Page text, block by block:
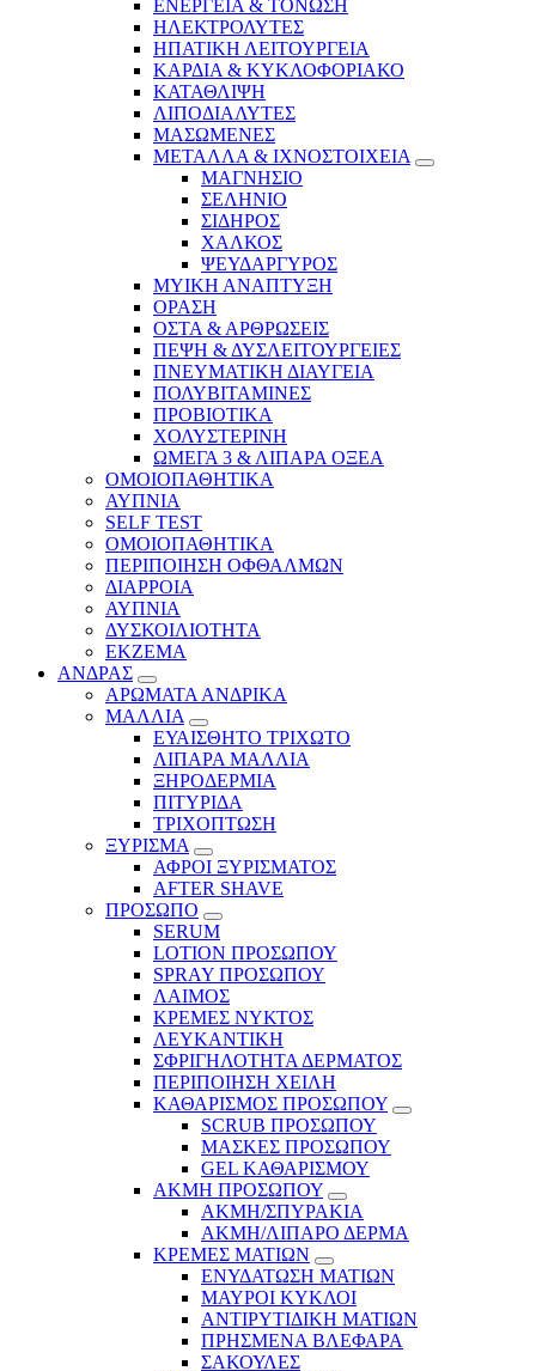
ΕΝΕΡΓΕΙΑ & ΤΟΝΩΣΗ
ΗΛΕΚΤΡΟΛΥΤΕΣ
ΗΠΑΤΙΚΗ ΛΕΙΤΟΥΡΓΕΙΑ
ΚΑΡΔΙΑ & ΚΥΚΛΟΦΟΡΙΑΚΟ
ΚΑΤΑΘΛΙΨΗ
ΛΙΠΟΔΙΑΛΥΤΕΣ
ΜΑΣΩΜΕΝΕΣ
ΜΕΤΑΛΛΑ & ΙΧΝΟΣΤΟΙΧΕΙΑ
ΜΑΓΝΗΣΙΟ
ΣΕΛΗΝΙΟ
ΣΙΔΗΡΟΣ
ΧΑΛΚΟΣ
ΨΕΥΔΑΡΓΥΡΟΣ
ΜΥΙΚΗ ΑΝΑΠΤΥΞΗ
ΟΡΑΣΗ
ΟΣΤΑ & ΑΡΘΡΩΣΕΙΣ
ΠΕΨΗ & ΔΥΣΛΕΙΤΟΥΡΓΕΙΕΣ
ΠΝΕΥΜΑΤΙΚΗ ΔΙΑΥΓΕΙΑ
ΠΟΛΥΒΙΤΑΜΙΝΕΣ
ΠΡΟΒΙΟΤΙΚΑ
ΧΟΛΥΣΤΕΡΙΝΗ
ΩΜΕΓΑ 3 & ΛΙΠΑΡΑ ΟΞΕΑ
ΟΜΟΙΟΠΑΘΗΤΙΚΑ
ΑΥΠΝΙΑ
SELF TEST
ΟΜΟΙΟΠΑΘΗΤΙΚΑ
ΠΕΡΙΠΟΙΗΣΗ ΟΦΘΑΛΜΩΝ
ΔΙΑΡΡΟΙΑ
ΑΥΠΝΙΑ
ΔΥΣΚΟΙΛΙΟΤΗΤΑ
ΕΚΖΕΜΑ
ΑΝΔΡΑΣ
ΑΡΩΜΑΤΑ ΑΝΔΡΙΚΑ
ΜΑΛΛΙΑ
ΕΥΑΙΣΘΗΤΟ ΤΡΙΧΩΤΟ
ΛΙΠΑΡΑ ΜΑΛΛΙΑ
ΞΗΡΟΔΕΡΜΙΑ
ΠΙΤΥΡΙΔΑ
ΤΡΙΧΟΠΤΩΣΗ
ΞΥΡΙΣΜΑ
ΑΦΡΟΙ ΞΥΡΙΣΜΑΤΟΣ
AFTER SHAVE
ΠΡΟΣΩΠΟ
SERUM
LOTION ΠΡΟΣΩΠΟΥ
SPRAY ΠΡΟΣΩΠΟΥ
ΛΑΙΜΟΣ
ΚΡΕΜΕΣ ΝΥΚΤΟΣ
ΛΕΥΚΑΝΤΙΚΗ
ΣΦΡΙΓΗΛΟΤΗΤΑ ΔΕΡΜΑΤΟΣ
ΠΕΡΙΠΟΙΗΣΗ ΧΕΙΛΗ
ΚΑΘΑΡΙΣΜΟΣ ΠΡΟΣΩΠΟΥ
SCRUB ΠΡΟΣΩΠΟΥ
ΜΑΣΚΕΣ ΠΡΟΣΩΠΟΥ
GEL ΚΑΘΑΡΙΣΜΟΥ
ΑΚΜΗ ΠΡΟΣΩΠΟΥ
ΑΚΜΗ/ΣΠΥΡΑΚΙΑ
ΑΚΜΗ/ΛΙΠΑΡΟ ΔΕΡΜΑ
ΚΡΕΜΕΣ ΜΑΤΙΩΝ
ΕΝΥΔΑΤΩΣΗ ΜΑΤΙΩΝ
ΜΑΥΡΟΙ ΚΥΚΛΟΙ
ΑΝΤΙΡΥΤΙΔΙΚΗ ΜΑΤΙΩΝ
ΠΡΗΣΜΕΝΑ ΒΛΕΦΑΡΑ
ΣΑΚΟΥΛΕΣ